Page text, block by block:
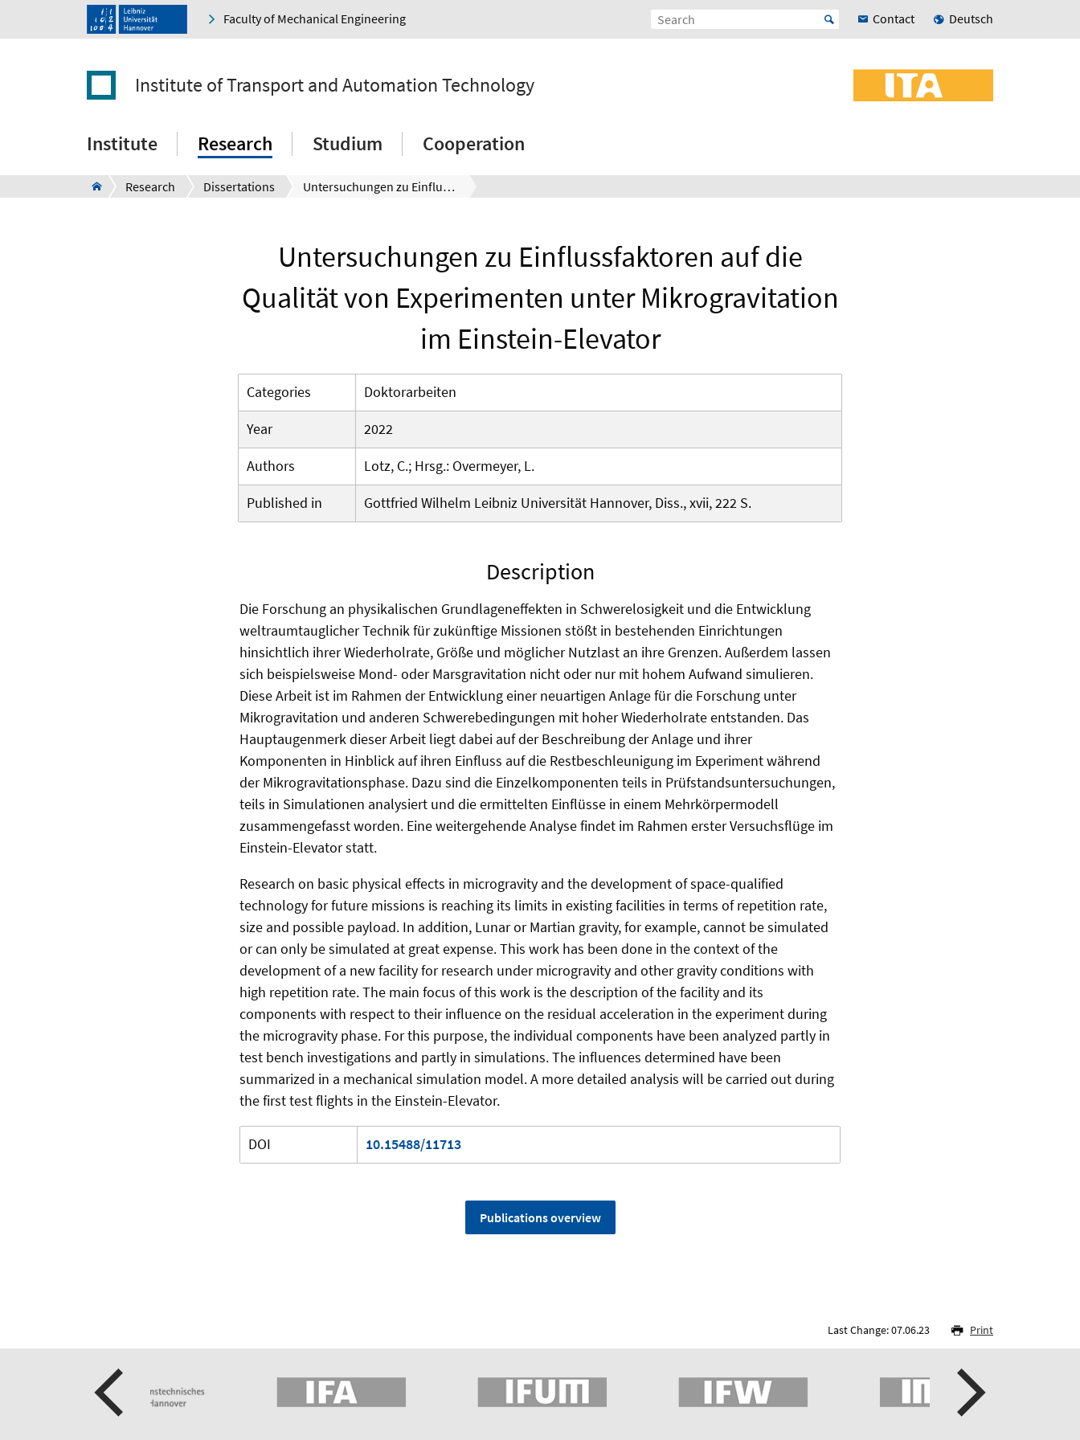
Faculty of Mechanical Engineering Contact Deutsch
Institute of Transport and Automation Technology
Institute Research Studium Cooperation
Research Dissertations Untersuchungen zu Einflussfaktoren auf die Qualität von Experimenten unter Mikrogravitation im Einstein-Elevator
Untersuchungen zu Einflussfaktoren auf die
Qualität von Experimenten unter Mikrogravitation
im Einstein-Elevator
Categories
Doktorarbeiten
Year
2022
Authors
Lotz, C.; Hrsg.: Overmeyer, L.
Published in
Gottfried Wilhelm Leibniz Universität Hannover, Diss., xvii, 222 S.
Description
Die Forschung an physikalischen Grundlageneffekten in Schwerelosigkeit und die Entwicklung
weltraumtauglicher Technik für zukünftige Missionen stößt in bestehenden Einrichtungen
hinsichtlich ihrer Wiederholrate, Größe und möglicher Nutzlast an ihre Grenzen. Außerdem lassen
sich beispielsweise Mond- oder Marsgravitation nicht oder nur mit hohem Aufwand simulieren.
Diese Arbeit ist im Rahmen der Entwicklung einer neuartigen Anlage für die Forschung unter
Mikrogravitation und anderen Schwerebedingungen mit hoher Wiederholrate entstanden. Das
Hauptaugenmerk dieser Arbeit liegt dabei auf der Beschreibung der Anlage und ihrer
Komponenten in Hinblick auf ihren Einfluss auf die Restbeschleunigung im Experiment während
der Mikrogravitationsphase. Dazu sind die Einzelkomponenten teils in Prüfstandsuntersuchungen,
teils in Simulationen analysiert und die ermittelten Einflüsse in einem Mehrkörpermodell
zusammengefasst worden. Eine weitergehende Analyse findet im Rahmen erster Versuchsflüge im
Einstein-Elevator statt.
Research on basic physical effects in microgravity and the development of space-qualified
technology for future missions is reaching its limits in existing facilities in terms of repetition rate,
size and possible payload. In addition, Lunar or Martian gravity, for example, cannot be simulated
or can only be simulated at great expense. This work has been done in the context of the
development of a new facility for research under microgravity and other gravity conditions with
high repetition rate. The main focus of this work is the description of the facility and its
components with respect to their influence on the residual acceleration in the experiment during
the microgravity phase. For this purpose, the individual components have been analyzed partly in
test bench investigations and partly in simulations. The influences determined have been
summarized in a mechanical simulation model. A more detailed analysis will be carried out during
the first test flights in the Einstein-Elevator.
DOI 10.15488/11713
Publications overview
Last Change: 07.06.23 Print